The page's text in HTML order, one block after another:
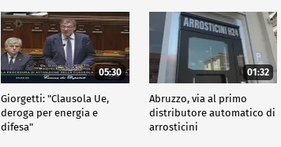
05:30
Giorgetti: "Clausola Ue,
deroga per energia e
difesa"
01:32
Abruzzo, via al primo
distributore automatico di
arrosticini